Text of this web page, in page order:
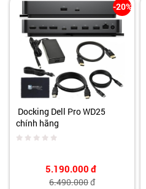
-20%
Docking Dell Pro WD25
chính hãng
5.190.000 đ
6.490.000đ